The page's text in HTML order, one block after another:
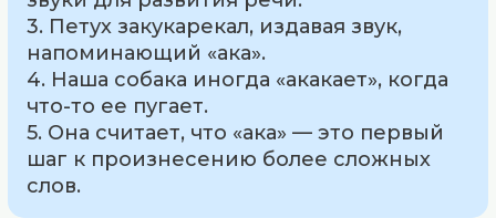
3. Петух закукарекал, издавая звук,
напоминающий «ака».
4. Наша собака иногда «акакает», когда
что-то ее пугает.
5. Она считает, что «ака» — это первый
шаг к произнесению более сложных
слов.